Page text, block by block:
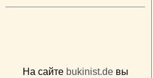
На сайте bukinist.deвы